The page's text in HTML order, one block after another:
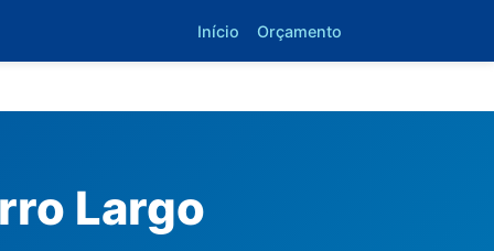
Início Orçamento
Largo